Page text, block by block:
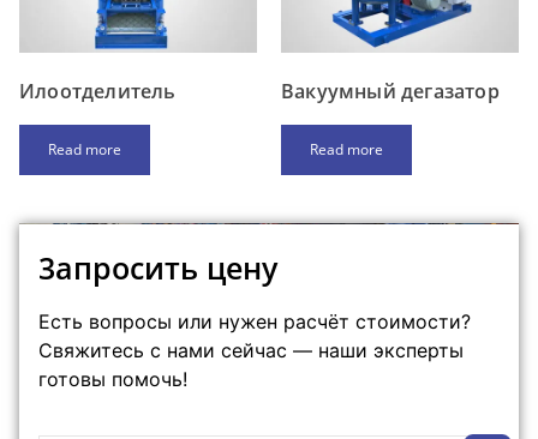
Илоотделитель
Read more
Вакуумный дегазатор
Read more
3апpосить ценy
Есть вопросы или нужен расчёт стоимости?
Свяжитесь с нами сейчас — наши эксперты
готовы помочь!